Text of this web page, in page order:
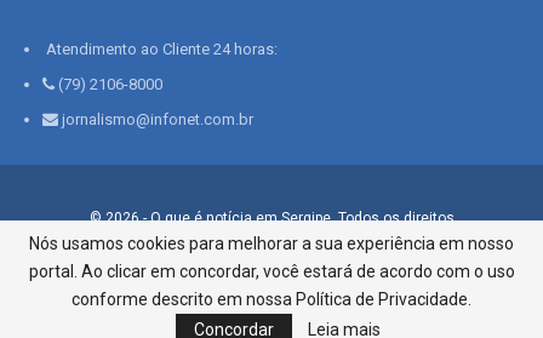
Atendimento ao Cliente 24 horas:
(79) 2106-8000
jornalismo@infonet.com.br
© 2026 - O que é notícia em Sergipe. Todos os direitos
reservados.
Infonet - Rua Monsenhor Silveira 276, Bairro São José |
Aracaju-SE, CEP 49015-030, Fone: 79.2106.8000 - CI Centro de
Informações LTDA
Nós usamos cookies para melhorar a sua experiência em nosso
portal. Ao clicar em concordar, você estará de acordo com o uso
conforme descrito em nossa Política de Privacidade.
Concordar
Leia mais